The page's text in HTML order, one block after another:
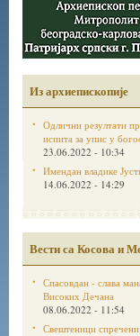
Из архиепископије
Одлични резултати
испита за упис у
23.06.2022 - 10:34
Имендан владике
14.06.2022 - 14:29
Вести са Косова и
Спасовдан - слава
Високих Дечана
08.06.2022 - 11:54
Свештеници